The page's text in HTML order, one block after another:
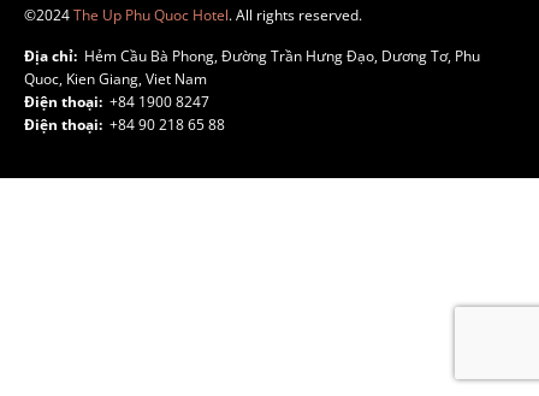
©2024The Up Phu Quoc Hotel. All rights reserved.
Địa chỉ: Hẻm Cầu Bà Phong, Đường Trần Hưng Đạo, Dương Tơ, Phu
Quoc, Kien Giang, Viet Nam
Điện thoại: +84 1900 8247
Điện thoại: +84 90 218 65 88